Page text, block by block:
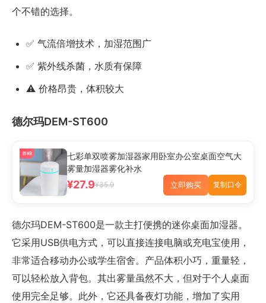
个不错的选择。
✅ 气流倍增技术，加湿范围广
✅ 紫外线杀菌，水质有保障
⚠️ 价格昂贵，体积较大
德尔玛DEM-ST600
券¥8
七彩单双喷雾加湿器家用卧室办公室桌面空气大
雾量加湿器雾化补水
¥27.9¥35.9 立即购买 复制口令
德尔玛DEM-ST600是一款主打便携的迷你桌面加湿器。
它采用USB供电方式，可以直接连接电脑或充电宝使用，
非常适合移动办公或学生宿舍。产品体积小巧，重量轻，
可以轻松放入背包。其出雾量虽然不大，但对于个人桌面
使用完全足够。此外，它还具备夜灯功能，增加了实用